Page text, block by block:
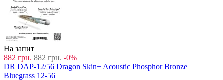
На запит
882 грн. 882 грн. -0%
DR DAP-12/56 Dragon Skin+ Acoustic Phosphor Bronze
Bluegrass 12-56